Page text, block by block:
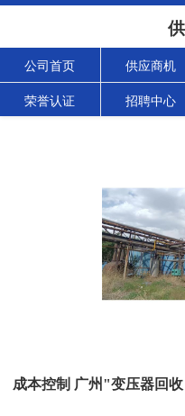
公司首页 供应商机
荣誉认证 招聘中心
成本控制 广州"变压器回